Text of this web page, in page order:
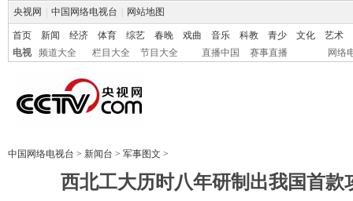
央视网 中国网络电视台 网站地图
首页 新闻 经济 体育 综艺 春晚 戏曲 音乐 科教 青少 文化
艺术
电视
频道大全 栏目大全 节目大全 直播中国 赛事直播 网络
中国网络电视台 > 新闻台 > 军事图文 >
西北工大历时八年研制出我国首款